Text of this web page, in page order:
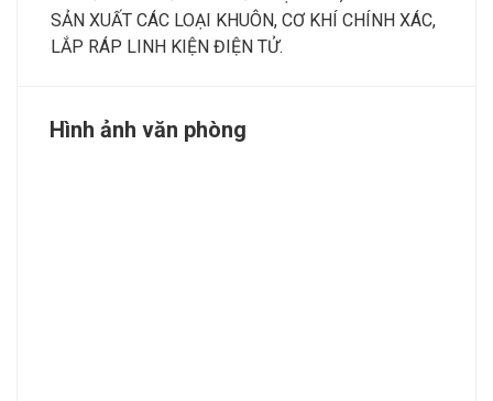
SẢN XUẤT CÁC LOẠI KHUÔN, CƠ KHÍ CHÍNH XÁC,
LẮP RÁP LINH KIỆN ĐIỆN TỬ.
Hình ảnh văn phòng